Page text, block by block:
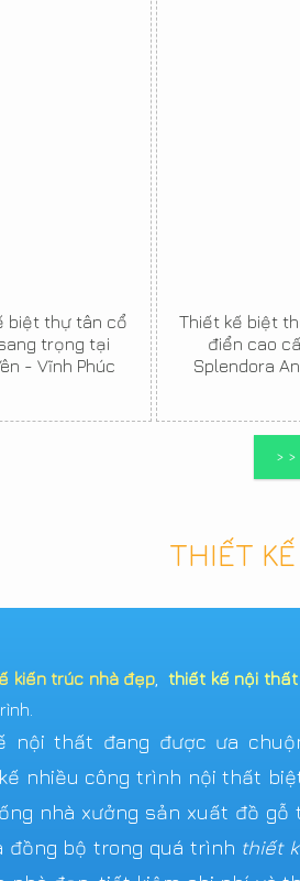
biệt thự tân cổ
trọng tại
- Vĩnh Phúc
Thiết kế biệt
điển cao
Splendora
THIẾT
kiến trúc nhà đẹp ,thiết kế nội thất
nội thất đang được ưa
nhiều công trình nội thất
nhà xưởng sản xuất đồ gỗ
đồng bộ trong quá trình thiết